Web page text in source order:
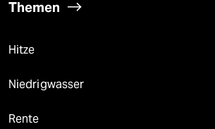
Themen
Hitze
Niedrigwasser
Rente